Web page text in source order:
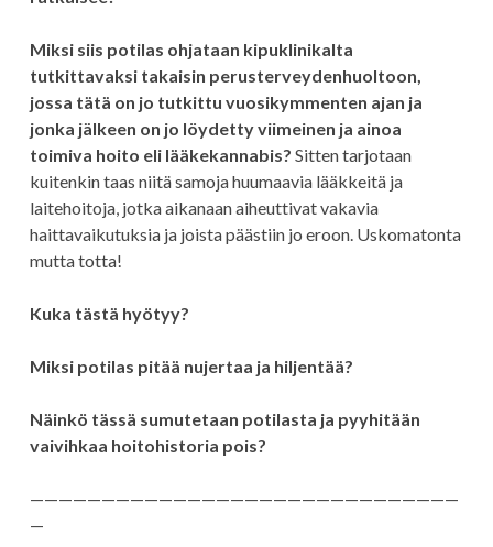
Miksi siis potilas ohjataan kipuklinikalta
tutkittavaksi takaisin perusterveydenhuoltoon,
jossa tätä on jo tutkittu vuosikymmenten ajan ja
jonka jälkeen on jo löydetty viimeinen ja ainoa
toimiva hoito eli lääkekannabis? Sitten tarjotaan
kuitenkin taas niitä samoja huumaavia lääkkeitä ja
laitehoitoja, jotka aikanaan aiheuttivat vakavia
haittavaikutuksia ja joista päästiin jo eroon. Uskomatonta
mutta totta!
Kuka tästä hyötyy?
Miksi potilas pitää nujertaa ja hiljentää?
Näinkö tässä sumutetaan potilasta ja pyyhitään
vaivihkaa hoitohistoria pois?
——————————————————————————————
—